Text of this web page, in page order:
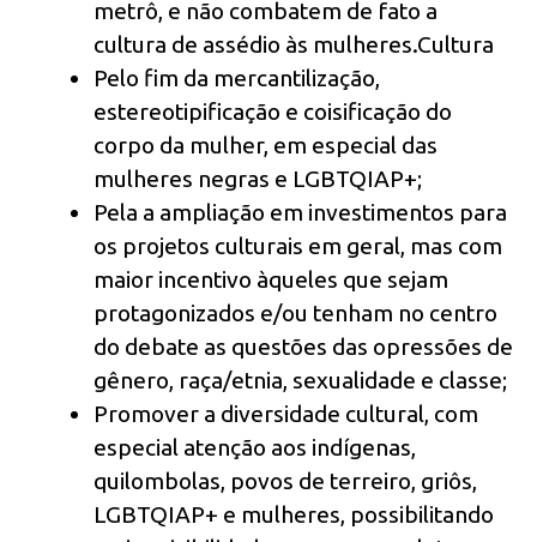
metrô, e não combatem de fato a
cultura de assédio às mulheres.Cultura
Pelo fim da mercantilização,
estereotipificação e coisificação do
corpo da mulher, em especial das
mulheres negras e LGBTQIAP+;
Pela a ampliação em investimentos para
os projetos culturais em geral, mas com
maior incentivo àqueles que sejam
protagonizados e/ou tenham no centro
do debate as questões das opressões de
gênero, raça/etnia, sexualidade e classe;
Promover a diversidade cultural, com
especial atenção aos indígenas,
quilombolas, povos de terreiro, griôs,
LGBTQIAP+ e mulheres, possibilitando